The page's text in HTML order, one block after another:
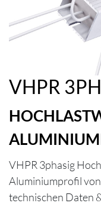
VHPR
VHPR 3phasig
Aluminiumprofil
technischen Daten